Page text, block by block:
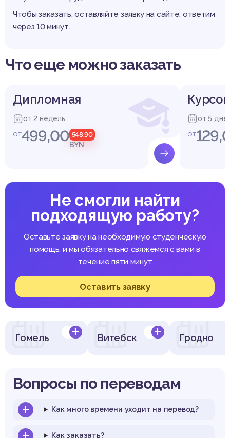
Чтобы заказать, оставляйте заявку на сайте, ответим
через 10 минут.
Что еще можно заказать
Дипломная
от 2 недель
от499,00 548,90
BYN
от 5
от
Не смогли найти
подходящую работу?
Оставьте заявку на необходимую студенческую
помощь, и мы обязательно свяжемся с вами в
течение пяти минут
Оставить заявку
Гомель Витебск Гродно
Вопросы по переводам
Как много времени уходит на перевод?
Как заказать?